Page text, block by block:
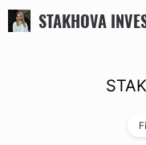
STAKHOVA